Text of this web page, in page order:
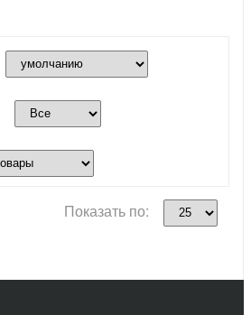
Показать по: